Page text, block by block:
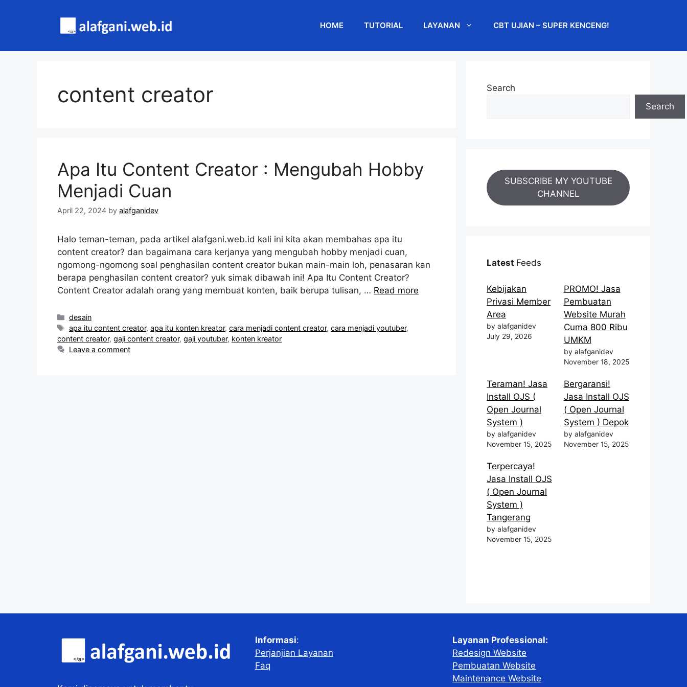
HOME TUTORIAL LAYANAN CBT UJIAN – SUPER KENCENG!
content creator
Apa Itu Content Creator : Mengubah Hobby
Menjadi Cuan
April 22, 2024 by alafganidev
Halo teman-teman, pada artikel alafgani.web.id kali ini kita akan membahas apa itu
content creator? dan bagaimana cara kerjanya yang mengubah hobby menjadi cuan,
ngomong-ngomong soal penghasilan content creator bukan main-main loh, penasaran kan
berapa penghasilan content creator? yuk simak dibawah ini! Apa Itu Content Creator?
Content Creator adalah orang yang membuat konten, baik berupa tulisan, … Read more
Categories
desain
Tags
apa itu content creator,apa itu konten kreator,cara menjadi content creator,cara menjadi youtuber,
content creator, gaji content creator, gaji youtuber, konten kreator
Leave a comment
Search
Search
SUBSCRIBE MY YOUTUBE
CHANNEL
Latest Feeds
Kebijakan
Privasi Member
Area
by alafganidev
July 29, 2026
PROMO! Jasa
Pembuatan
Website Murah
Cuma 800 Ribu
UMKM
by alafganidev
November 18, 2025
Teraman! Jasa
Install OJS (
Open Journal
System )
by alafganidev
November 15, 2025
Bergaransi!
Jasa Install OJS
( Open Journal
System ) Depok
by alafganidev
November 15, 2025
Terpercaya!
Jasa Install OJS
( Open Journal
System )
Tangerang
by alafganidev
November 15, 2025
Informasi:
Perjanjian Layanan
Faq
Layanan Professional:
Redesign Website
Pembuatan Website
Maintenance Website